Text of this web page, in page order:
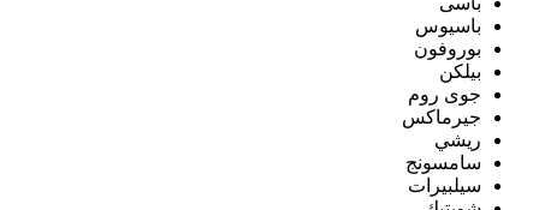
باسيوس
بوروفون
بيلكن
جوى روم
جيرماكس
ريشي
سامسونج
سيلبيرات